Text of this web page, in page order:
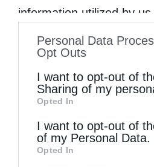
information utilized by
to your opt-out. You
information by third
of downstream
information may also be
third parties on theIAB’s
Downstream Participants
Personal Data
Opt Outs
I want to opt-out of
Sharing of my
Opted In
I want to opt-out of
of my Personal Data.
Opted In
των...